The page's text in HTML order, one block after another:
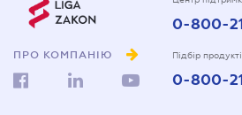
ПРО КОМПАНІЮ
0-800-
Підбір
0-800-